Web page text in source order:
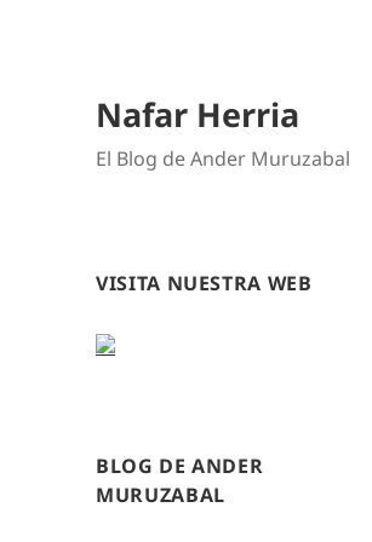
Nafar Herria
El Blog de Ander Muruzabal
VISITA NUESTRA WEB
BLOG DE ANDER
MURUZABAL